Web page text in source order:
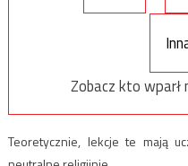
Zobacz kto wparł
Teoretycznie, lekcje te mają